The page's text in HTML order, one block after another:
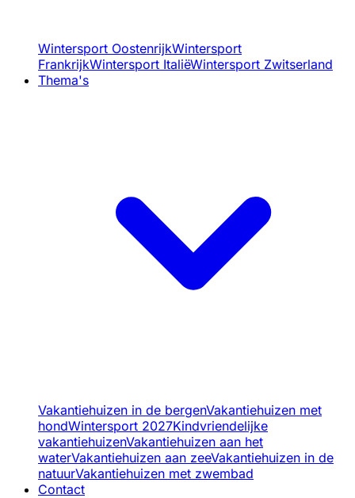
Wintersport OostenrijkWintersport
FrankrijkWintersport ItaliëWintersport Zwitserland
Thema's
Vakantiehuizen in de bergenVakantiehuizen met
hondWintersport 2027Kindvriendelijke
vakantiehuizenVakantiehuizen aan het
waterVakantiehuizen aan zeeVakantiehuizen in de
natuurVakantiehuizen met zwembad
Contact